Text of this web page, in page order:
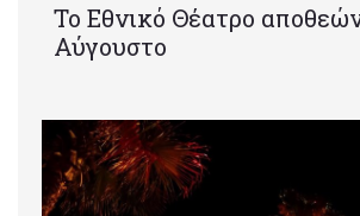
Το Εθνικό Θέατρο
Αύγουστο